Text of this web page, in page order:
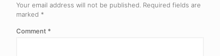
Your email address will not be published. Required fields are
marked *
Comment *